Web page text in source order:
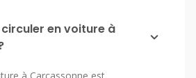
en voiture à